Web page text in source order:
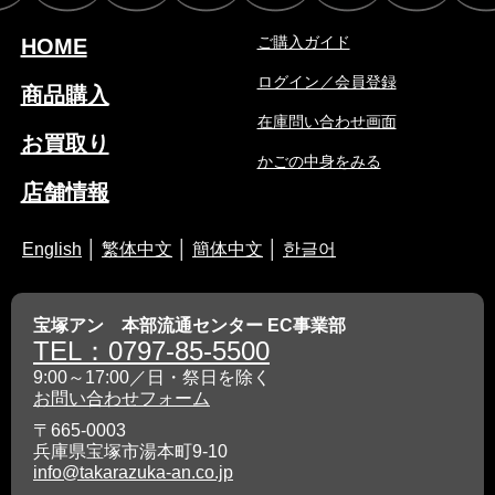
HOME
商品購入
お買取り
店舗情報
ご購入ガイド
ログイン／会員登録
在庫問い合わせ画面
かごの中身をみる
English 繁体中文 簡体中文 한글어
宝塚アン 本部流通センター EC事業部
TEL：0797-85-5500
9:00～17:00／日・祭日を除く
お問い合わせフォーム
〒665-0003
兵庫県宝塚市湯本町9-10
info@takarazuka-an.co.jp